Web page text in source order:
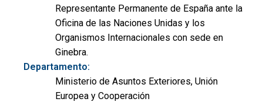
Representante Permanente de España ante la
Oficina de las Naciones Unidas y los
Organismos Internacionales con sede en
Ginebra.
Departamento:
Ministerio de Asuntos Exteriores, Unión
Europea y Cooperación